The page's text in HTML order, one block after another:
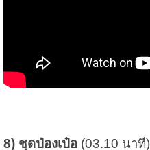
8) ชุดป่องเป๋อ(03.10 นาที)